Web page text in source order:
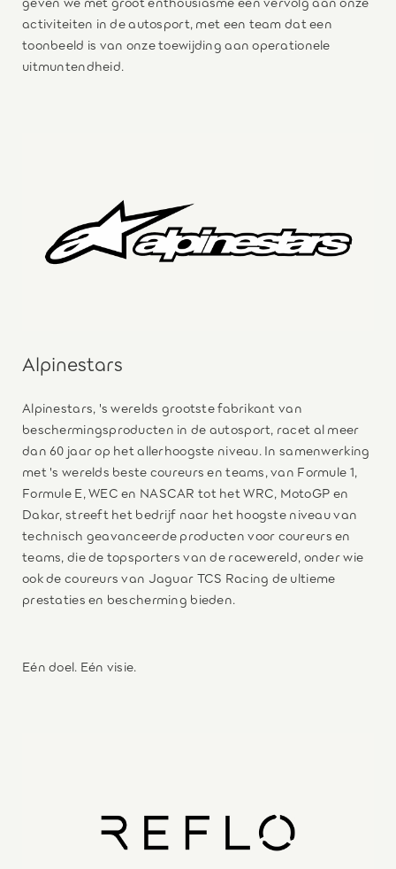
activiteiten in de autosport, met een team dat een
toonbeeld is van onze toewijding aan operationele
uitmuntendheid.
Alpinestars
Alpinestars, 's werelds grootste fabrikant van
beschermingsproducten in de autosport, racet al meer
dan 60 jaar op het allerhoogste niveau. In samenwerking
met 's werelds beste coureurs en teams, van Formule 1,
Formule E, WEC en NASCAR tot het WRC, MotoGP en
Dakar, streeft het bedrijf naar het hoogste niveau van
technisch geavanceerde producten voor coureurs en
teams, die de topsporters van de racewereld, onder wie
ook de coureurs van Jaguar TCS Racing de ultieme
prestaties en bescherming bieden.
Eén doel. Eén visie.